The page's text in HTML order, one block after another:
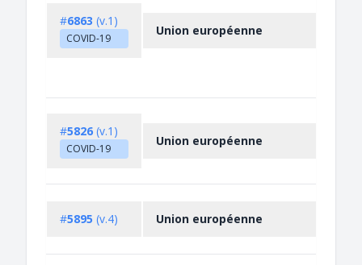
#6863 (v.1)
COVID-19
Union européenne
#5826 (v.1)
COVID-19
Union européenne
#5895 (v.4) Union européenne